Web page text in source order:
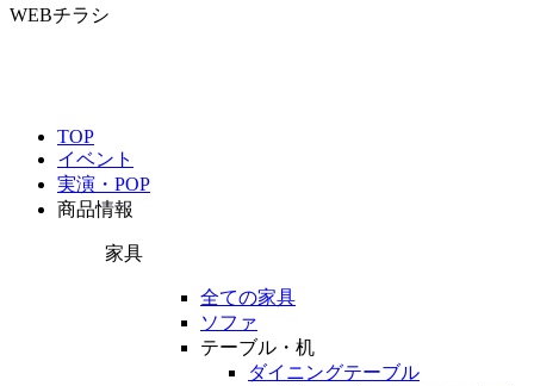
WEBチラシ
TOP
イベント
実演・POP
商品情報
家具
全ての家具
ソファ
テーブル・机
ダイニングテーブル